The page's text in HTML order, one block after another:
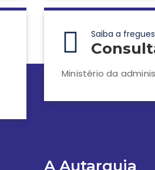
Saiba a
Ministério da
A Autarquia